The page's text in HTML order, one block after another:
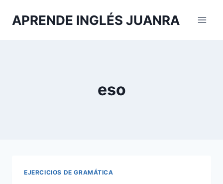
APRENDE INGLÉS JUANRA
eso
EJERCICIOS DE GRAMÁTICA